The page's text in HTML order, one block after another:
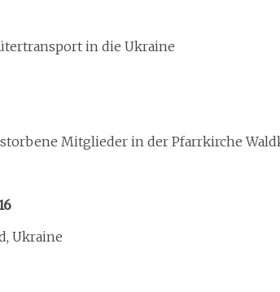
in die Ukraine
Mitglieder in der Pfarrkirche
Ukraine